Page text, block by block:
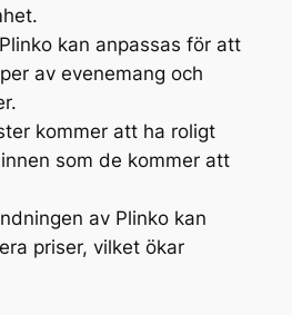
Plinko kan anpassas för att
av evenemang och
kommer att ha roligt
som de kommer att
av Plinko kan
priser, vilket ökar